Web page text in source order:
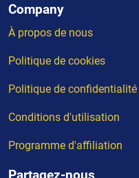
Company
À propos de nous
Politique de cookies
Politique de confidentialité
Conditions d'utilisation
Programme d'affiliation